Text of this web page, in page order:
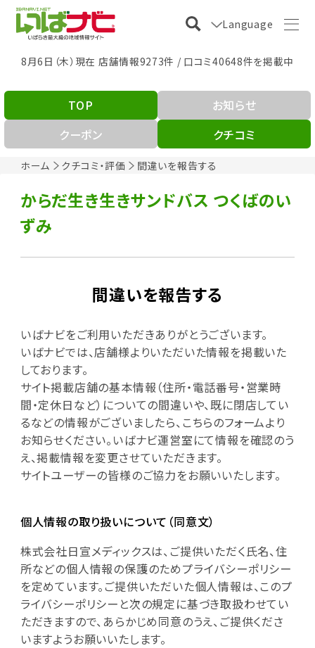
Language
8月6日（木）現在 店舗情報9273件 / 口コミ40648件を掲載中
ホーム クチコミ・評価 間違いを報告する
TOP
お知らせ
クーポン
クチコミ
からだ生き生きサンドバス つくばのい
ずみ
間違いを報告する
いばナビをご利用いただきありがとうございます。
いばナビでは、店舗様よりいただいた情報を掲載いた
しております。
サイト掲載店舗の基本情報（住所・電話番号・営業時
間・定休日など）についての間違いや、既に閉店してい
るなどの情報がございましたら、こちらのフォームより
お知らせください。いばナビ運営室にて情報を確認のう
え、掲載情報を変更させていただきます。
サイトユーザーの皆様のご協力をお願いいたします。
個人情報の取り扱いについて（同意文）
株式会社日宣メディックスは、ご提供いただく氏名、住
所などの個人情報の保護のためプライバシーポリシー
を定めています。ご提供いただいた個人情報は、このプ
ライバシーポリシーと次の規定に基づき取扱わせてい
ただきますので、あらかじめ同意のうえ、ご提供くださ
いますようお願いいたします。